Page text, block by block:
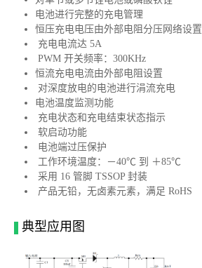
电池进行完整的充电管理
恒压充电电压由外部电阻分压网络设置
充电电流达 5A
PWM 开关频率：300KHz
恒流充电电流由外部电阻设置
对深度放电的电池进行涓流充电
电池温度监测功能
充电状态和充电结束状态指示
软启动功能
电池端过压保护
工作环境温度：－40℃ 到 ＋85℃
采用 16 管脚 TSSOP 封装
产品无铅，无卤素元素，满足 RoHS
典型应用图